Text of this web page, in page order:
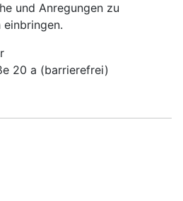
und Anregungen zu
einbringen.
20 a (barrierefrei)